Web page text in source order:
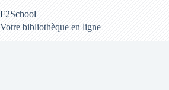
au
contenu
F2School
Votre bibliothèque en ligne